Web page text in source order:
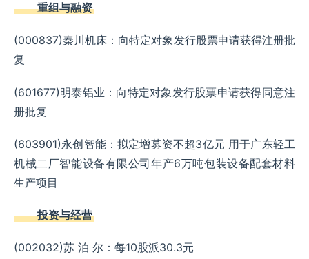
重组与融资
(000837)秦川机床：向特定对象发行股票申请获得注册批
复
(601677)明泰铝业：向特定对象发行股票申请获得同意注
册批复
(603901)永创智能：拟定增募资不超3亿元 用于广东轻工
机械二厂智能设备有限公司年产6万吨包装设备配套材料
生产项目
投资与经营
(002032)苏 泊 尔：每10股派30.3元